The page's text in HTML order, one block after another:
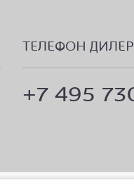
ТЕЛЕФОН
+7 495